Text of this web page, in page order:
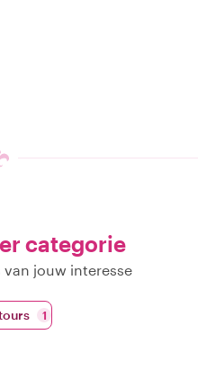
categorie
jouw interesse
1